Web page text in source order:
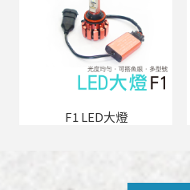
F1 LED大燈